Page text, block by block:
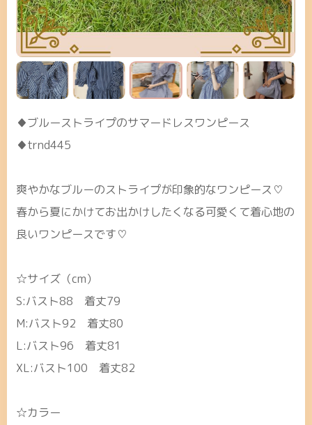
♦ブルーストライプのサマードレスワンピース
♦trnd445
爽やかなブルーのストライプが印象的なワンピース♡
春から夏にかけてお出かけしたくなる可愛くて着心地の
良いワンピースです♡
☆サイズ（cm）
S:バスト88 着丈79
M:バスト92 着丈80
L:バスト96 着丈81
XL:バスト100 着丈82
☆カラー